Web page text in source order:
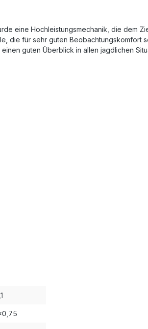
eine Hochleistungsmechanik, die dem
die für sehr guten Beobachtungskomfort
guten Überblick in allen jagdlichen